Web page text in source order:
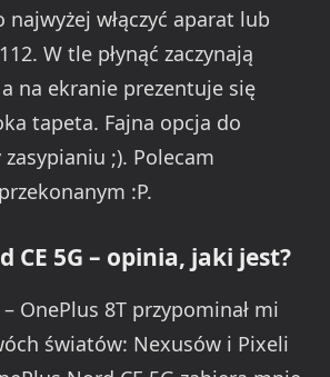
najwyżej włączyć aparat lub
W tle płynąć zaczynają
na ekranie prezentuje się
tapeta. Fajna opcja do
;). Polecam
:P.
CE 5G – opinia, jaki jest?
OnePlus 8T przypominał mi
światów: Nexusów i Pixeli